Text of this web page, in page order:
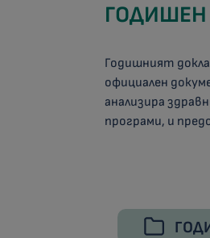
ГОДИШЕН
Годишният
официален
анализира
програми, и